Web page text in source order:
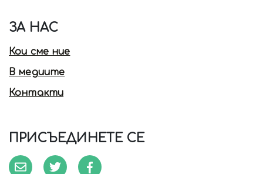
ЗА НАС
Кои сме ние
В медиите
Контакти
ПРИСЪЕДИНЕТЕ СЕ